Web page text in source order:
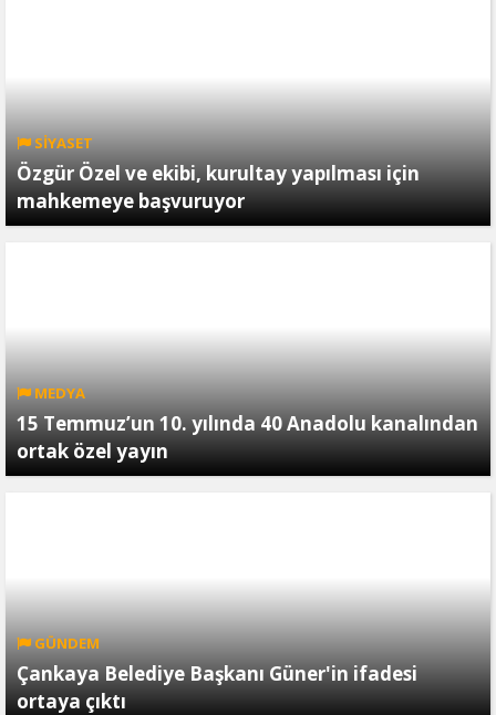
SİYASET
Özgür Özel ve ekibi, kurultay yapılması için
mahkemeye başvuruyor
MEDYA
15 Temmuz’un 10. yılında 40 Anadolu kanalından
ortak özel yayın
GÜNDEM
Çankaya Belediye Başkanı Güner'in ifadesi
ortaya çıktı